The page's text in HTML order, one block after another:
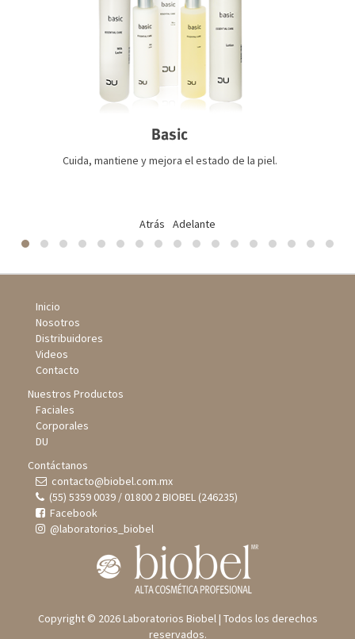
Basic
Cuida, mantiene y mejora el estado de la piel.
Atrás Adelante
Inicio
Nosotros
Distribuidores
Videos
Contacto
Nuestros Productos
Faciales
Corporales
DU
Contáctanos
contacto@biobel.com.mx
(55) 5359 0039 / 01800 2 BIOBEL (246235)
Facebook
@laboratorios_biobel
Copyright © 2026 Laboratorios Biobel | Todos los derechos
reservados.